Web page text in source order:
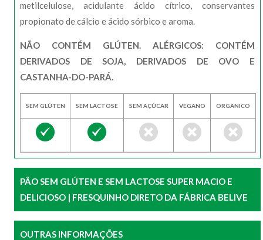
metilcelulose, acidulante ácido cítrico, conservantes
propionato de cálcio e ácido sórbico e aroma.
NÃO CONTÉM GLÚTEN. ALÉRGICOS: CONTÉM
DERIVADOS DE SOJA, DERIVADOS DE OVO E
CASTANHA-DO-PARÁ.
SEM GLÚTEN SEM LACTOSE SEM AÇÚCAR VEGANO ORGANICO
PÃO SEM GLÚTEN E SEM LACTOSE SUPER MACIO E
DELICIOSO | FRESQUINHO DIRETO DA FÁBRICA BELIVE
OUTRAS INFORMAÇÕES